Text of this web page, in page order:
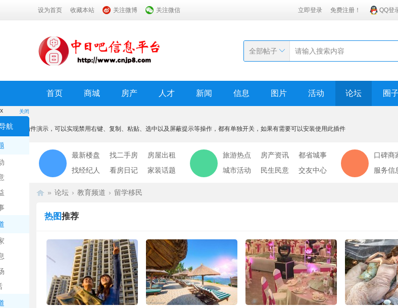
设为首页 收藏本站 关注微博 关注微信 立即登录 免费注册！ QQ登
全部帖子
首页 商城 房产 人才 新闻 信息 图片 活动 论坛 圈子
关闭
航
x
本功能为插件演示，可以实现禁用右键、复制、粘贴、选中以及屏蔽提示等操作，都有单独开关，如果有需要可以安装使用此插件
我知道了
最新楼盘 找二手房
房屋出租
找经纪人
看房日记 家装话题
旅游热点 房产资讯
都省城事
城市活动
民生民意 交友中心
口碑商
服务信
» 论坛 › 教育频道 › 留学移民
热图推荐